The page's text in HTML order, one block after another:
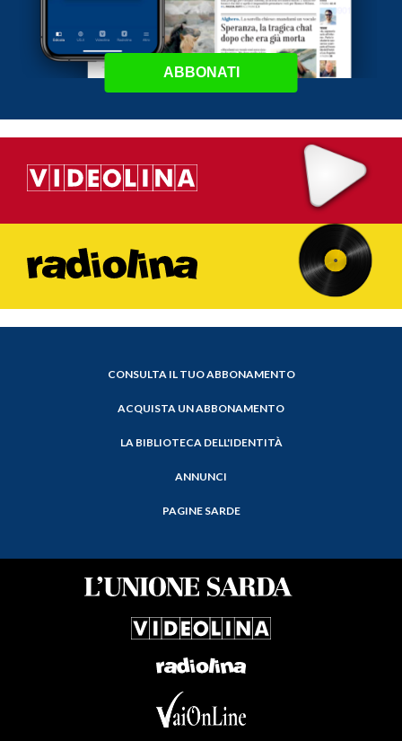
ABBONATI
CONSULTA IL TUO ABBONAMENTO
ACQUISTA UN ABBONAMENTO
LA BIBLIOTECA DELL'IDENTITÀ
ANNUNCI
PAGINE SARDE